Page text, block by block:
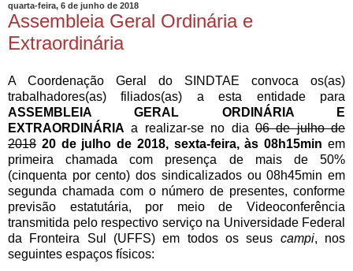
quarta-feira, 6 de junho de 2018
Assembleia Geral Ordinária e
Extraordinária
A Coordenação Geral do SINDTAE convoca os(as)
trabalhadores(as) filiados(as) a esta entidade para
ASSEMBLEIA GERAL ORDINÁRIA E
EXTRAORDINÁRIA a realizar-se no dia06 de julho de
2018 20 de julho de 2018, sexta-feira, às 08h15min em
primeira chamada com presença de mais de 50%
(cinquenta por cento) dos sindicalizados ou 08h45min em
segunda chamada com o número de presentes, conforme
previsão estatutária, por meio de Videoconferência
transmitida pelo respectivo serviço na Universidade Federal
da Fronteira Sul (UFFS) em todos os seus campi, nos
seguintes espaços físicos: